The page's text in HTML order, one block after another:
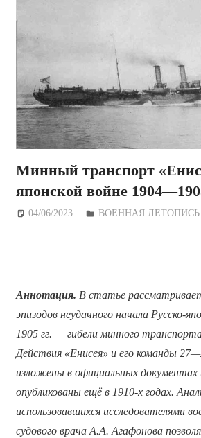
Минный транспорт
японской войне
04/06/2023 Дежурный по Редакции
ВОЕННАЯ
Аннотация. В статье
эпизодов неудачного начала Русско-
1905 гг. — гибели минного
Действия «Енисея» и его команды
изложены в официальных документах
опубликованы ещё в 1910-х годах.
использовавшихся исследователями
судового врача А.А. Агафонова